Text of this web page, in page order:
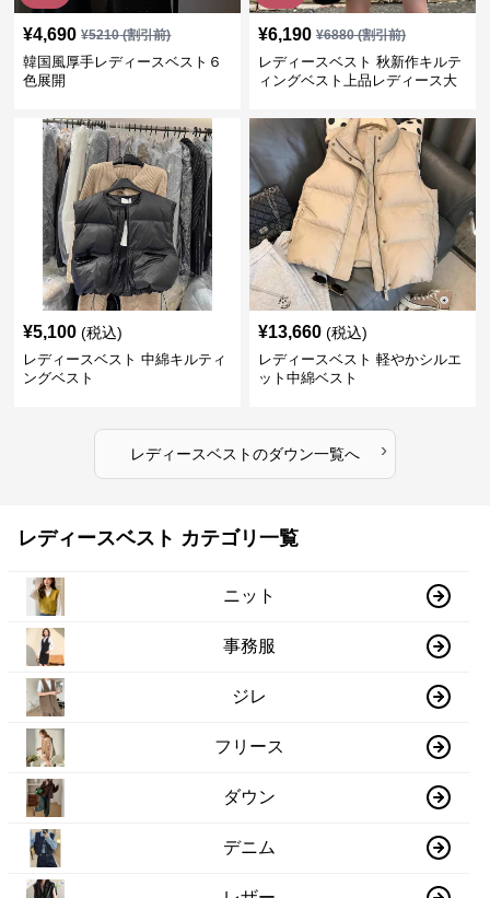
¥4,690 ¥5210(割引前)
韓国風厚手レディースベスト６
色展開
¥6,190 ¥6880(割引前)
レディースベスト 秋新作キルテ
ィングベスト上品レディース大
¥5,100 (税込)
レディースベスト 中綿キルティ
ングベスト
¥13,660 (税込)
レディースベスト 軽やかシルエ
ット中綿ベスト
レディースベストのダウン一覧へ ›
レディースベスト カテゴリ一覧
ニット
事務服
ジレ
フリース
ダウン
デニム